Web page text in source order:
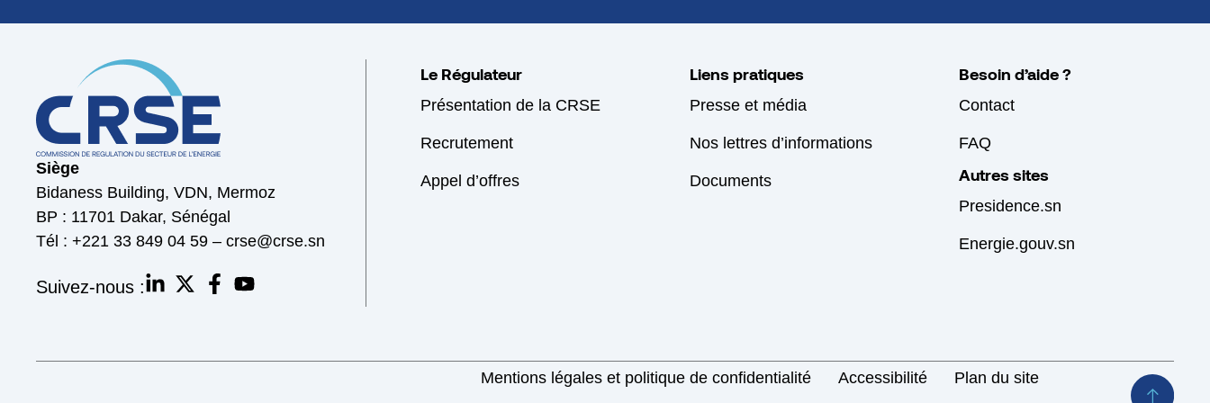
Siège
Bidaness Building, VDN, Mermoz
BP : 11701 Dakar, Sénégal
Tél : +221 33 849 04 59 – crse@crse.sn
Suivez-nous :
Le Régulateur
Présentation de la CRSE
Recrutement
Appel d’offres
Liens pratiques
Presse et média
Nos lettres d’informations
Documents
Besoin d’aide ?
Contact
FAQ
Autres sites
Presidence.sn
Energie.gouv.sn
Mentions légales et politique de confidentialité Accessibilité
Plan du site